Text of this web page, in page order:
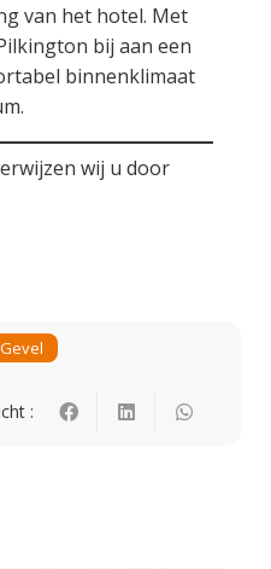
van het hotel. Met
bij aan een
binnenklimaat
wij u door
Gevel
: